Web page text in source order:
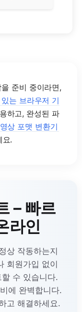
준비 중이라면,
는 브라우저 기
하고, 완성된 파
상 포맷 변환기
요.
– 빠르
라인
상 작동하는지
회원가입 없이
수 있습니다.
에 완벽합니다.
고 해결하세요.